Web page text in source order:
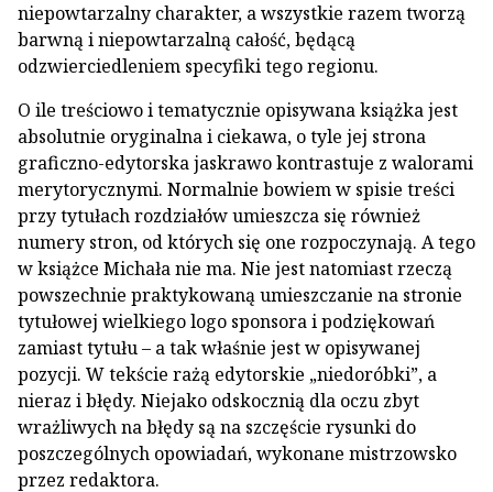
niepowtarzalny charakter, a wszystkie razem tworzą
barwną i niepowtarzalną całość, będącą
odzwierciedleniem specyfiki tego regionu.
O ile treściowo i tematycznie opisywana książka jest
absolutnie oryginalna i ciekawa, o tyle jej strona
graficzno-edytorska jaskrawo kontrastuje z walorami
merytorycznymi. Normalnie bowiem w spisie treści
przy tytułach rozdziałów umieszcza się również
numery stron, od których się one rozpoczynają. A tego
w książce Michała nie ma. Nie jest natomiast rzeczą
powszechnie praktykowaną umieszczanie na stronie
tytułowej wielkiego logo sponsora i podziękowań
zamiast tytułu – a tak właśnie jest w opisywanej
pozycji. W tekście rażą edytorskie „niedoróbki”, a
nieraz i błędy. Niejako odskocznią dla oczu zbyt
wrażliwych na błędy są na szczęście rysunki do
poszczególnych opowiadań, wykonane mistrzowsko
przez redaktora.